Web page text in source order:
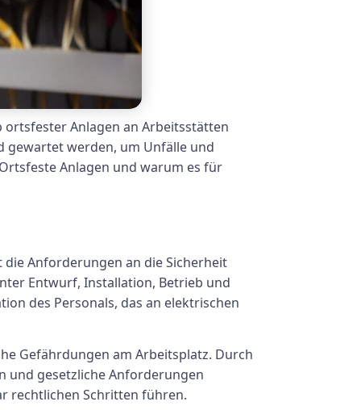
ortsfester Anlagen an Arbeitsstätten
gewartet werden, um Unfälle und
Anlagen und warum es für
Anforderungen an die Sicherheit
Entwurf, Installation, Betrieb und
des Personals, das an elektrischen
Gefährdungen am Arbeitsplatz. Durch
und gesetzliche Anforderungen
rechtlichen Schritten führen.